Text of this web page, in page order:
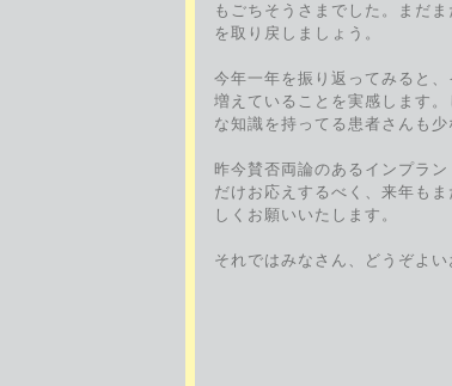
もごちそうさまでした。まだ
を取り戻しましょう。
今年一年を振り返ってみると
増えていることを実感します
な知識を持ってる患者さんも少
昨今賛否両論のあるインプラ
だけお応えするべく、来年も
しくお願いいたします。
それではみなさん、どうぞよい